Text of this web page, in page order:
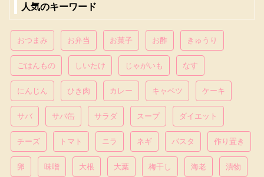
人気のキーワード
おつまみ お弁当 お菓子 お酢 きゅうり
ごはんもの しいたけ じゃがいも なす
にんじん ひき肉 カレー キャベツ ケーキ
サバ サバ缶 サラダ スープ ダイエット
チーズ トマト ニラ ネギ パスタ 作り置き
卵 味噌 大根 大葉 梅干し 海老 漬物